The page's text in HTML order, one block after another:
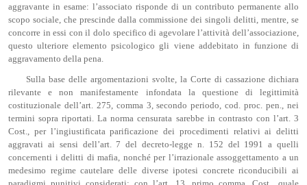
aggravante in esame: l’associato risponde di un contributo permanente allo
scopo sociale, che prescinde dalla commissione dei singoli delitti, mentre, se
concorre in essi con il dolo specifico di agevolare l’attività dell’associazione,
questo ulteriore elemento psicologico gli viene addebitato in funzione di
aggravamento della pena.
Sulla base delle argomentazioni svolte, la Corte di cassazione dichiara
rilevante e non manifestamente infondata la questione di legittimità
costituzionale dell’art. 275, comma 3, secondo periodo, cod. proc. pen., nei
termini sopra riportati. La norma censurata sarebbe in contrasto con l’art. 3
Cost., per l’ingiustificata parificazione dei procedimenti relativi ai delitti
aggravati ai sensi dell’art. 7 del decreto-legge n. 152 del 1991 a quelli
concernenti i delitti di mafia, nonché per l’irrazionale assoggettamento a un
medesimo regime cautelare delle diverse ipotesi concrete riconducibili ai